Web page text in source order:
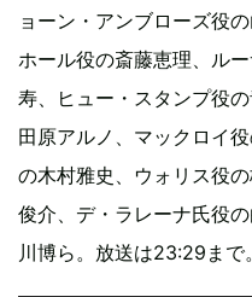
ョーン・アンブローズ役
ホール役の斎藤恵理、ル
寿、ヒュー・スタンプ役
田原アルノ、マックロイ
の木村雅史、ウォリス役
俊介、デ・ラレーナ氏役
川博ら。放送は23:29まで。